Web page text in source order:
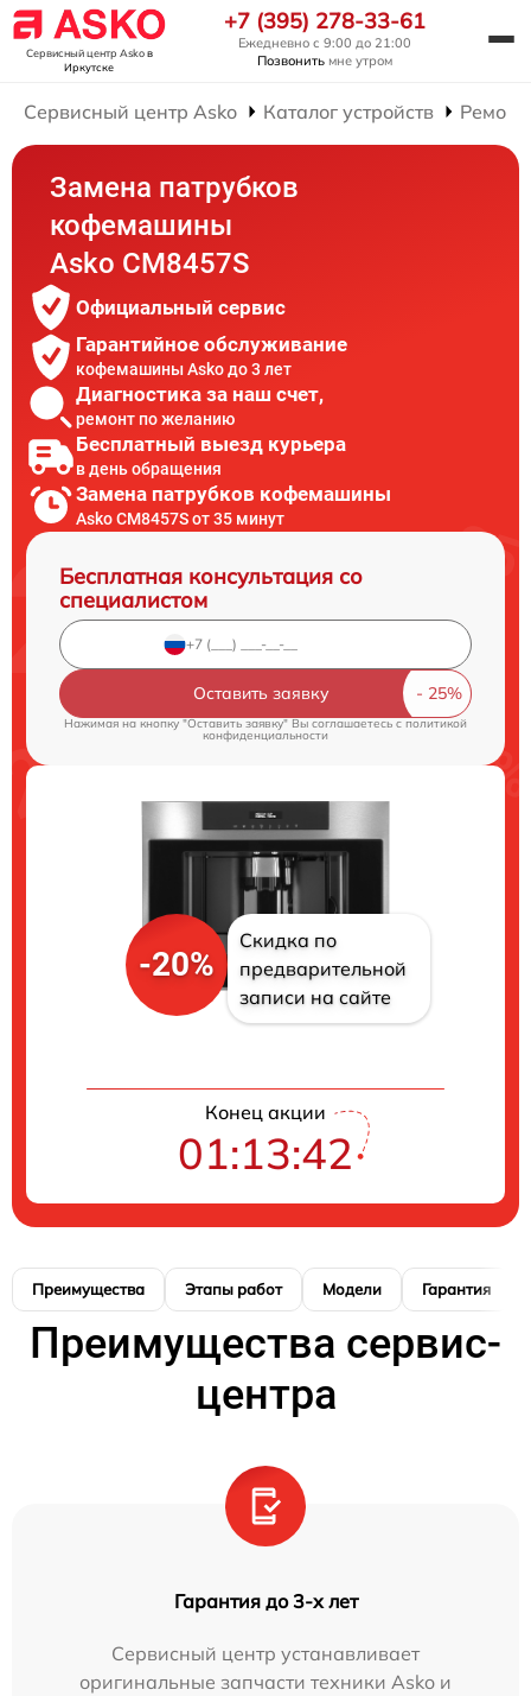
Сервисный центр Askoв
Иркутске
+7 (395) 278-33-61
Ежедневно с 9:00 до 21:00
Позвонить мне утром
Сервисный центр Asko Каталог устройств
Замена патрубков
кофемашины
Asko CM8457S
Официальный сервис
Гарантийное обслуживание
кофемашины Asko до 3 лет
Диагностика за наш счет,
ремонт по желанию
Бесплатный выезд курьера
в день обращения
Замена патрубков кофемашины
Asko CM8457S от 35 минут
Бесплатная консультация со
специалистом
Оставить заявку
Нажимая на кнопку "Оставить заявку" Вы соглашаетесь cполитикой
конфиденциальности
-20%
Скидка по
предварительной
записи на сайте
Конец акции
01:13:41
Преимущества Этапы работ Модели Гарантия
Преимущества сервис-
центра
Гарантия до 3-х лет
Сервисный центр устанавливает
оригинальные запчасти техники Asko и